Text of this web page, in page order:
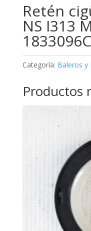
Retén
NS I313
Categoría: Baleros y
Productos